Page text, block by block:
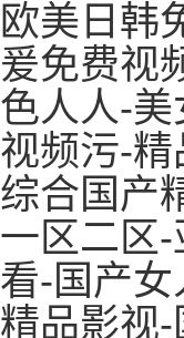
欧美日韩
爰免费视
色人人-
视频污-
综合国产
一区二区
看-国产
精品影视